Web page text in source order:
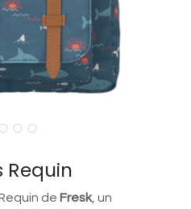
Requin
de Fresk, un